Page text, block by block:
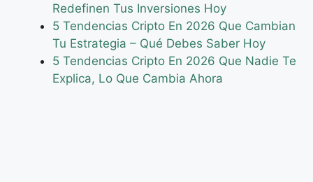
Redefinen Tus Inversiones Hoy
5 Tendencias Cripto En 2026 Que Cambian
Tu Estrategia – Qué Debes Saber Hoy
5 Tendencias Cripto En 2026 Que Nadie Te
Explica, Lo Que Cambia Ahora